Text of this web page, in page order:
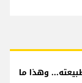
وهذا ما